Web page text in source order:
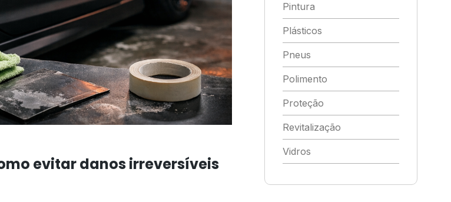
evitar danos irreversíveis
Pintura
Plásticos
Pneus
Polimento
Proteção
Revitalização
Vidros